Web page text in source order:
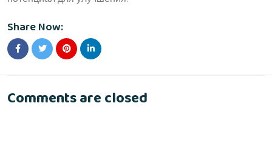
Share Now:
Comments are closed